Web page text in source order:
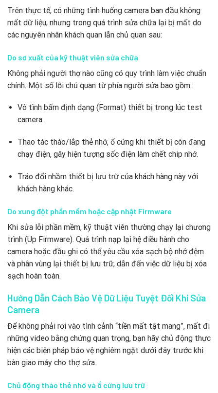
Trên thực tế, có những tình huống camera ban đầu không
mất dữ liệu, nhưng trong quá trình sửa chữa lại bị mất do
các nguyên nhân khách quan lẫn chủ quan sau:
Do sơ xuất của kỹ thuật viên sửa chữa
Không phải người thợ nào cũng có quy trình làm việc chuẩn
chỉnh. Một số lỗi chủ quan từ phía người sửa bao gồm:
Vô tình bấm định dạng (Format) thiết bị trong lúc test
camera.
Thao tác tháo/lắp thẻ nhớ, ổ cứng khi thiết bị còn đang
chạy điện, gây hiện tượng sốc điện làm chết chip nhớ.
Tráo đổi nhầm thiết bị lưu trữ của khách hàng này với
khách hàng khác.
Do xung đột phần mềm hoặc cập nhật Firmware
Khi sửa lỗi phần mềm, kỹ thuật viên thường chạy lại chương
trình (Up Firmware). Quá trình nạp lại hệ điều hành cho
camera hoặc đầu ghi có thể yêu cầu xóa sạch bộ nhớ đệm
và phân vùng lại thiết bị lưu trữ, dẫn đến việc dữ liệu bị xóa
sạch hoàn toàn.
Hướng Dẫn Cách Bảo Vệ Dữ Liệu Tuyệt Đối Khi Sửa
Camera
Để không phải rơi vào tình cảnh “tiền mất tật mang”, mất đi
những video bằng chứng quan trọng, bạn hãy chủ động thực
hiện các biện pháp bảo vệ nghiêm ngặt dưới đây trước khi
bàn giao máy cho thợ sửa.
Chủ động tháo thẻ nhớ và ổ cứng lưu trữ